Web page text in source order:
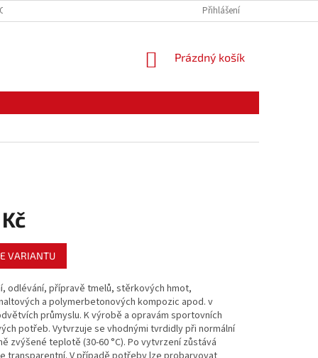
ZBOŽÍ PODMÍNKY OCHRANY
Přihlášení
NÁKUPNÍ
Prázdný košík
VARIANTU
odlévání, přípravě tmelů, stěrkových hmot,
a polymerbetonových kompozic apod. v
průmyslu. K výrobě a opravám sportovních
potřeb. Vytvrzuje se vhodnými tvrdidly při normální
zvýšené teplotě (30-60 °C). Po vytvrzení zůstává